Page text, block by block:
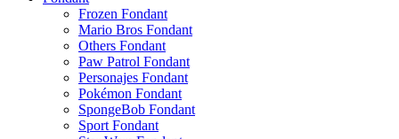
Frozen Fondant
Mario Bros Fondant
Others Fondant
Paw Patrol Fondant
Personajes Fondant
Pokémon Fondant
SpongeBob Fondant
Sport Fondant